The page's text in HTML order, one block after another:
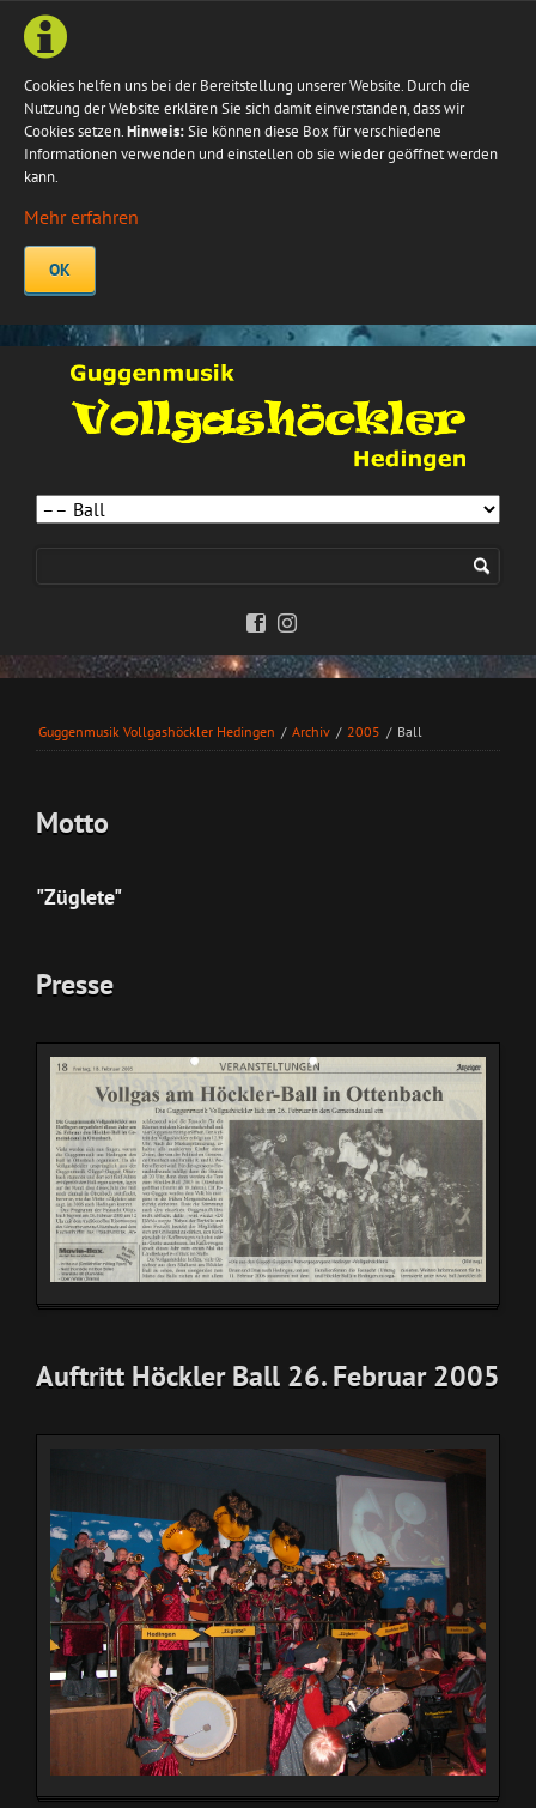
Cookies helfen uns bei der Bereitstellung unserer Website. Durch die
Nutzung der Website erklären Sie sich damit einverstanden, dass wir
Cookies setzen.Hinweis:Sie können diese Box für verschiedene
Informationen verwenden und einstellen ob sie wieder geöffnet werden
kann.
Mehr erfahren
OK
Guggenmusik Vollgashöckler Hedingen / Archiv / 2005 / Ball
Motto
"Züglete"
Presse
Auftritt Höckler Ball 26. Februar 2005